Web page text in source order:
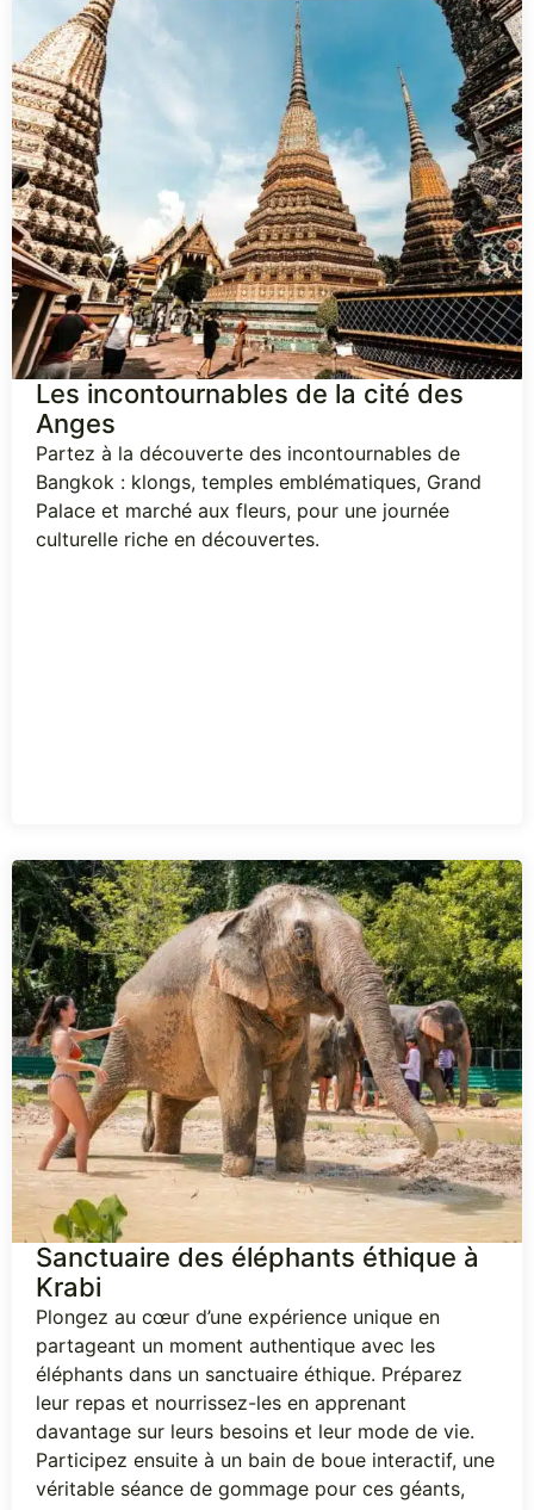
Les incontournables de la cité des
Anges
Partez à la découverte des incontournables de
Bangkok : klongs, temples emblématiques, Grand
Palace et marché aux fleurs, pour une journée
culturelle riche en découvertes.
Sanctuaire des éléphants éthique à
Krabi
Plongez au cœur d’une expérience unique en
partageant un moment authentique avec les
éléphants dans un sanctuaire éthique. Préparez
leur repas et nourrissez-les en apprenant
davantage sur leurs besoins et leur mode de vie.
Participez ensuite à un bain de boue interactif, une
véritable séance de gommage pour ces géants,